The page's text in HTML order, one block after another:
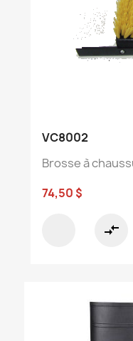
VC8002
Brosse à
74,50 $
compare_arrows